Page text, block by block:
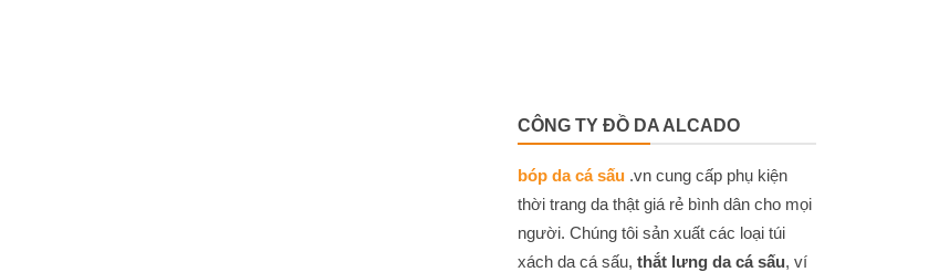
CÔNG TY ĐỒ DA ALCADO
bóp da cá sấu .vn cung cấp phụ kiện
thời trang da thật giá rẻ bình dân cho mọi
người. Chúng tôi sản xuất các loại túi
xách da cá sấu, thắt lưng da cá sấu, ví